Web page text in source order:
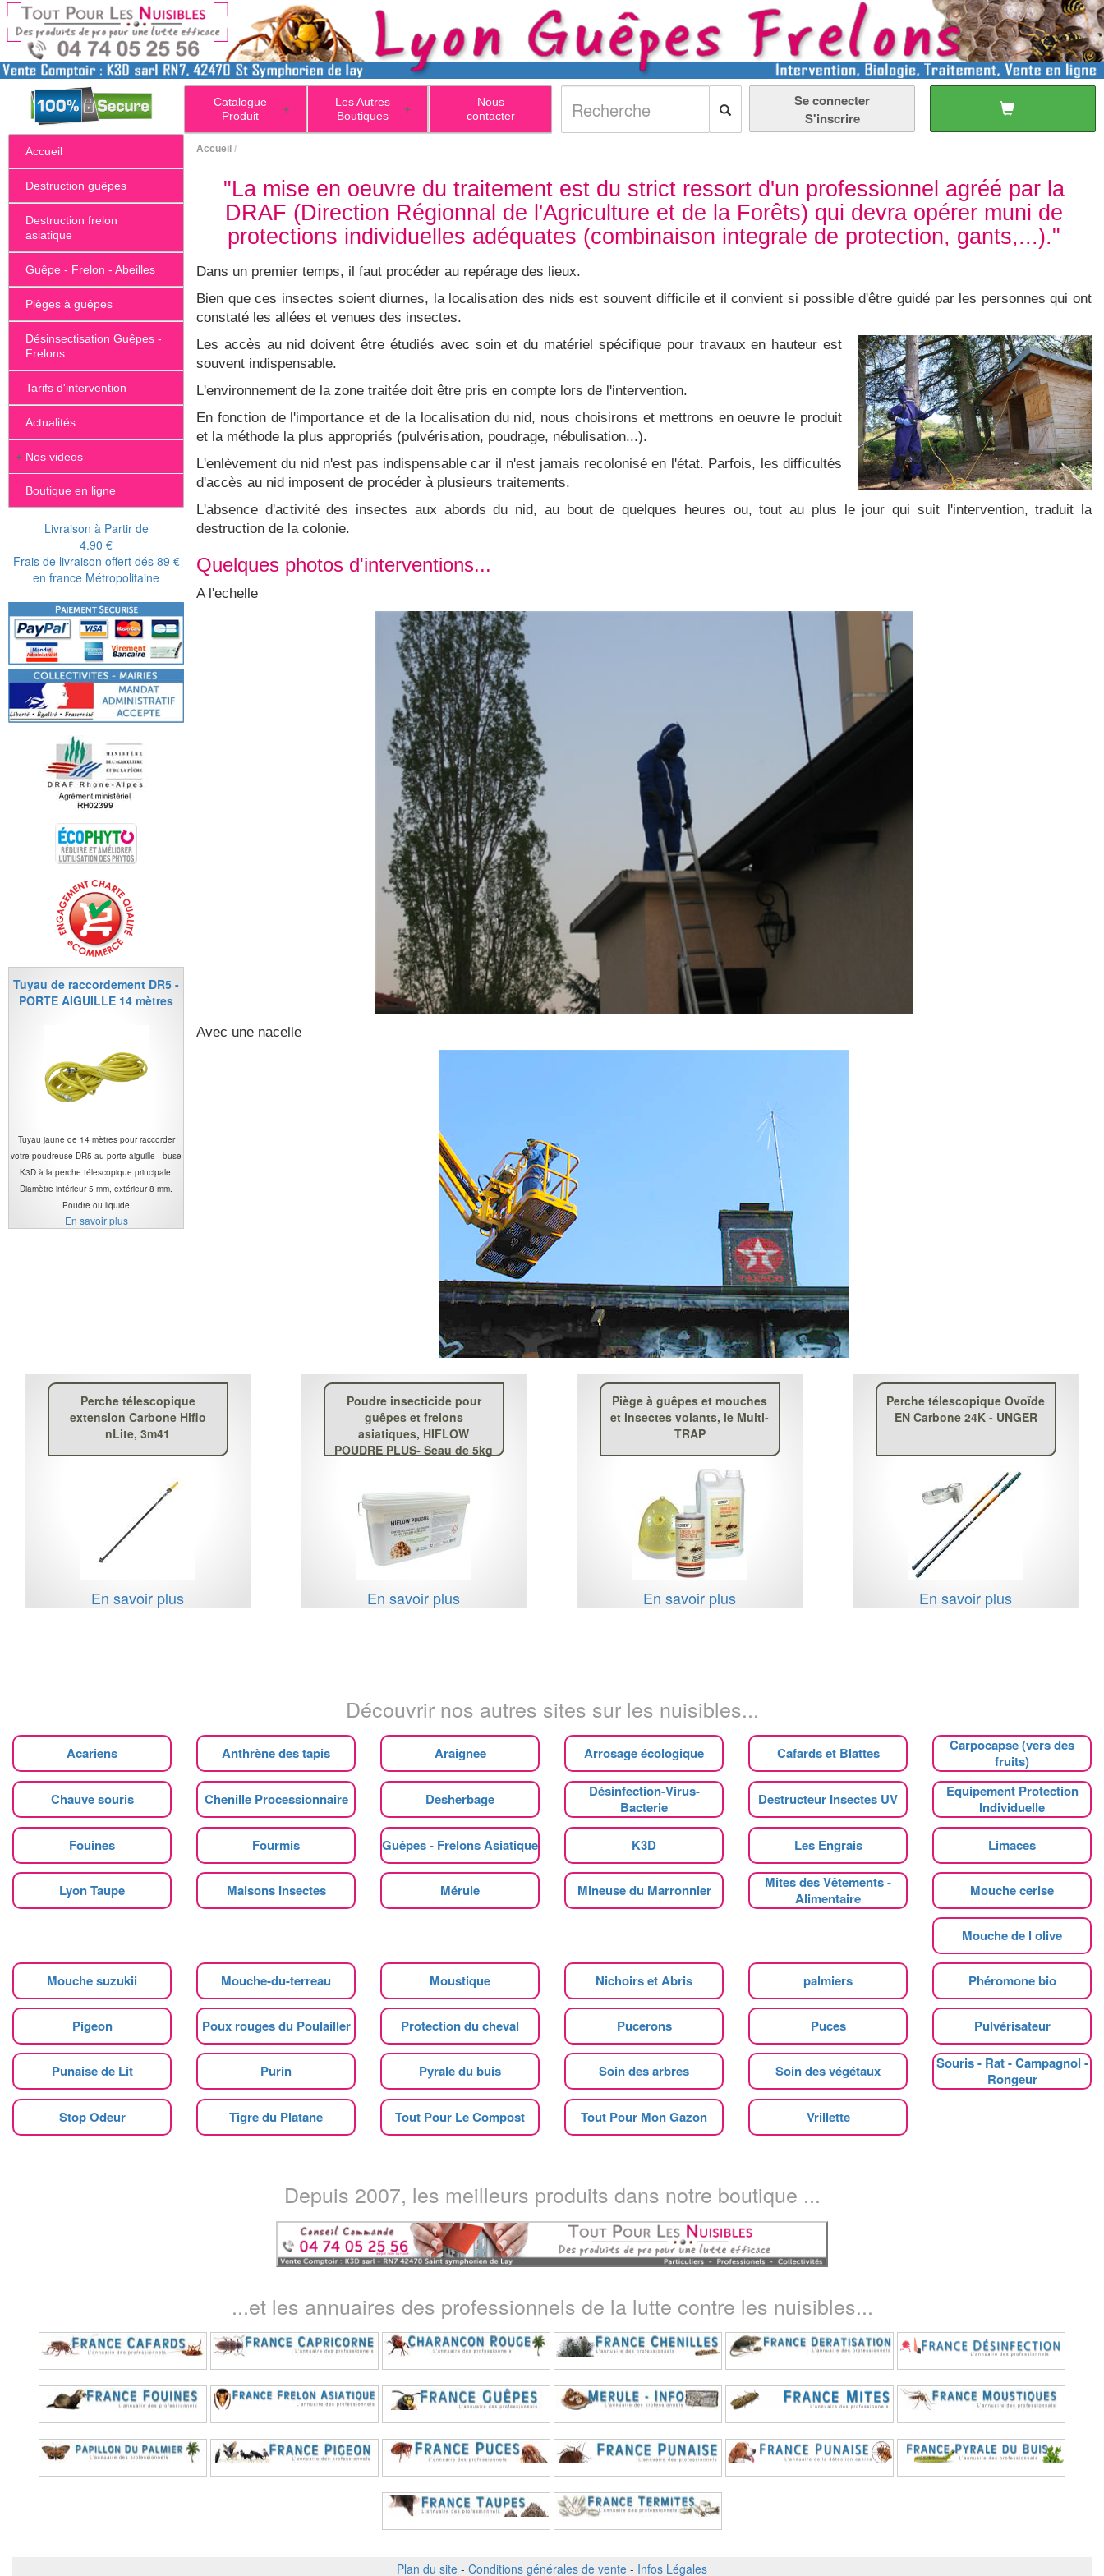
+
Catalogue
Produit
+
Les Autres
Boutiques
Nous
contacter
Se connecter
S'inscrire
Accueil
Destruction guêpes
Destruction frelon
asiatique
Guêpe - Frelon - Abeilles
Pièges à guêpes
Désinsectisation Guêpes -
Frelons
Tarifs d'intervention
Actualités
+ Nos videos
Boutique en ligne
Livraison à Partir de
4.90 €
Frais de livraison offert dés 89 €
en france Métropolitaine
Tuyau de raccordement DR5 -
PORTE AIGUILLE 14 mètres
Tuyau jaune de 14 mètres pour raccorder
votre poudreuse DR5 au porte aiguille - buse
K3D à la perche télescopique principale.
Diamètre intérieur 5 mm, extérieur 8 mm.
Poudre ou liquide
En savoir plus
Accueil /
"La mise en oeuvre du traitement est du strict ressort d'un professionnel agréé par la
DRAF (Direction Régionnal de l'Agriculture et de la Forêts) qui devra opérer muni de
protections individuelles adéquates (combinaison integrale de protection, gants,...)."
Dans un premier temps, il faut procéder au repérage des lieux.
Bien que ces insectes soient diurnes, la localisation des nids est souvent difficile et il convient si possible d'être guidé par les personnes qui ont
constaté les allées et venues des insectes.
Les accès au nid doivent être étudiés avec soin et du matériel spécifique pour travaux en hauteur est
souvent indispensable.
L'environnement de la zone traitée doit être pris en compte lors de l'intervention.
En fonction de l'importance et de la localisation du nid, nous choisirons et mettrons en oeuvre le produit
et la méthode la plus appropriés (pulvérisation, poudrage, nébulisation...).
L'enlèvement du nid n'est pas indispensable car il n'est jamais recolonisé en l'état. Parfois, les difficultés
d'accès au nid imposent de procéder à plusieurs traitements.
L'absence d'activité des insectes aux abords du nid, au bout de quelques heures ou, tout au plus le jour qui suit l'intervention, traduit la
destruction de la colonie.
Quelques photos d'interventions...
A l'echelle
Avec une nacelle
Perche télescopique
extension Carbone Hiflo
nLite, 3m41
En savoir plus
Poudre insecticide pour
guêpes et frelons
asiatiques, HIFLOW
POUDRE PLUS- Seau de 5kg
En savoir plus
Piège à guêpes et mouches
et insectes volants, le Multi-
TRAP
En savoir plus
Perche télescopique Ovoïde
EN Carbone 24K - UNGER
En savoir plus
Découvrir nos autres sites sur les nuisibles...
Acariens Anthrène des tapis Araignee Arrosage écologique Cafards et Blattes
Carpocapse (vers des
fruits)
Chauve souris Chenille Processionnaire Desherbage
Désinfection-Virus-
Bacterie
Destructeur Insectes UV
Equipement Protection
Individuelle
Fouines Fourmis Guêpes - Frelons Asiatique K3D Les Engrais Limaces
Lyon Taupe Maisons Insectes Mérule Mineuse du Marronnier
Mites des Vêtements -
Alimentaire
Mouche cerise
Mouche de l olive
Mouche suzukii Mouche-du-terreau Moustique Nichoirs et Abris palmiers Phéromone bio
Pigeon Poux rouges du Poulailler Protection du cheval Pucerons Puces Pulvérisateur
Punaise de Lit Purin Pyrale du buis Soin des arbres Soin des végétaux
Souris - Rat - Campagnol -
Rongeur
Stop Odeur Tigre du Platane Tout Pour Le Compost Tout Pour Mon Gazon Vrillette
Depuis 2007, les meilleurs produits dans notre boutique ...
...et les annuaires des professionnels de la lutte contre les nuisibles...
Plan du site - Conditions générales de vente - Infos Légales